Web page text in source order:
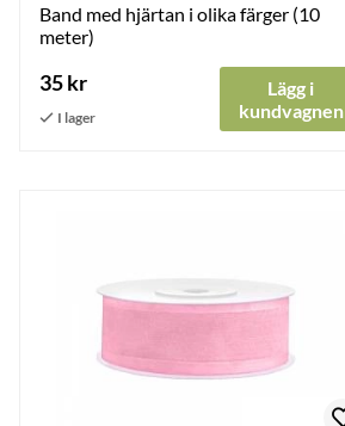
Band med hjärtan i olika färger (10
meter)
35 kr
Lägg i
kundvagnen